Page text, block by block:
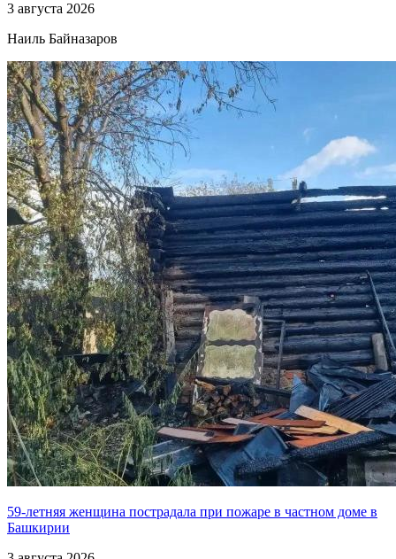
3 августа 2026
Наиль Байназаров
59-летняя женщина пострадала при пожаре в частном доме в
Башкирии